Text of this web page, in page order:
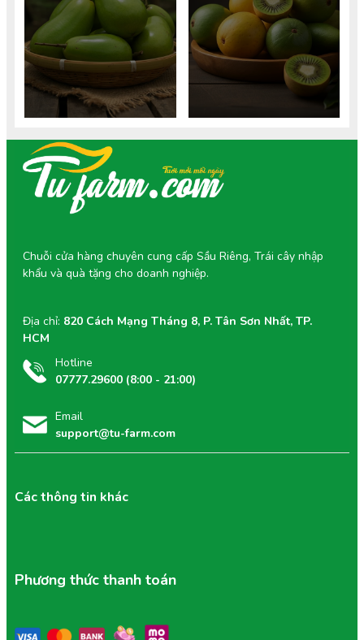
nhiêu calo, lượng calo trong
sinh tố sapoche và bí quyết
ăn hồng xiêm không lo tăng
cân. Tìm hiểu giá trị dinh
sapoche được không? Khám
phá 5 lợi ích vàng, liều lượng
an toàn và cách chọn hồng
xiêm chuẩn VietGAP tốt cho
mẹ và thai nhi.
Hotline
07777.29600 (8:00 - 21:00)
Email
support@tu-farm.com
Các thông tin khác
Chuỗi cửa hàng chuyên cung cấp Sầu Riêng, Trái cây nhập
khẩu và quà tặng cho doanh nghiệp.
Địa chỉ: 820 Cách Mạng Tháng 8, P. Tân Sơn Nhất, TP.
HCM
Phương thức thanh toán